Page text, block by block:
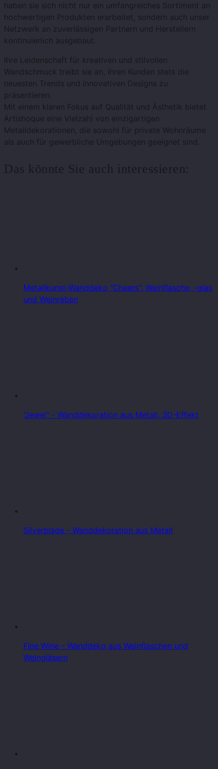
haben sie sich nicht nur ein umfangreiches Sortiment an
hochwertigen Produkten erarbeitet, sondern auch unser
Netzwerk an zuverlässigen Partnern und Herstellern
kontinuierlich ausgebaut.
Ihre Leidenschaft für kreativen und stilvollen
Wandschmuck treibt sie an, ihren Kunden stets die
neuesten Trends und innovativen Designs zu
präsentieren.
Mit einem klaren Fokus auf Qualität und Ästhetik bietet
Artishoque eine Vielzahl von einzigartigen
Metalldekorationen, die sowohl für private Wohnräume
als auch für gewerbliche Umgebungen geeignet sind.
Das könnte Sie auch interessieren:
Metallkunst-Wanddeko "Cheers", Weinflasche, -glas
und Weinreben
"Jewel" - Wanddekoration aus Metall, 3D-Effekt
Silverblade - Wanddekoration aus Metall
Fine Wine - Wanddeko aus Weinflaschen und
Weingläsern